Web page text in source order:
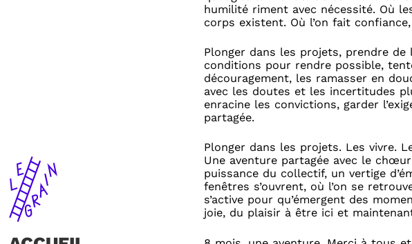
humilité riment avec nécessité. Où
corps existent. Où l’on fait
Plonger dans les projets, prendre de
conditions pour rendre possible,
découragement, les ramasser en
avec les doutes et les incertitudes
enracine les convictions, garder
partagée.
Plonger dans les projets. Les vivre.
Une aventure partagée avec le
puissance du collectif, un vertige
fenêtres s’ouvrent, où l’on se
s’active pour qu’émergent des
joie, du plaisir à être ici et